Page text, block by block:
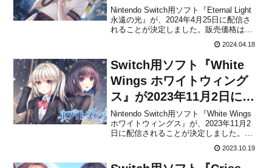
Nintendo Switch用ソフト『Eternal Light
永遠の光』が、2024年4月25日に配信さ
れることが決定しました。販売価格は
2024年4月24日 23時59分までは割引価格
で購入することができます。『White
Win...
2024.04.18
Switch用ソフト『White
Wings ホワイトウィング
ス』が2023年11月2日に配
信決定！
Nintendo Switch用ソフト『White Wings
ホワイトウィングス』が、2023年11月2
日に配信されることが決定しました。販
すが、2023年11月1日 23時59分までは割
引価格の2,673円(税込)で購入することが
2023.10.19